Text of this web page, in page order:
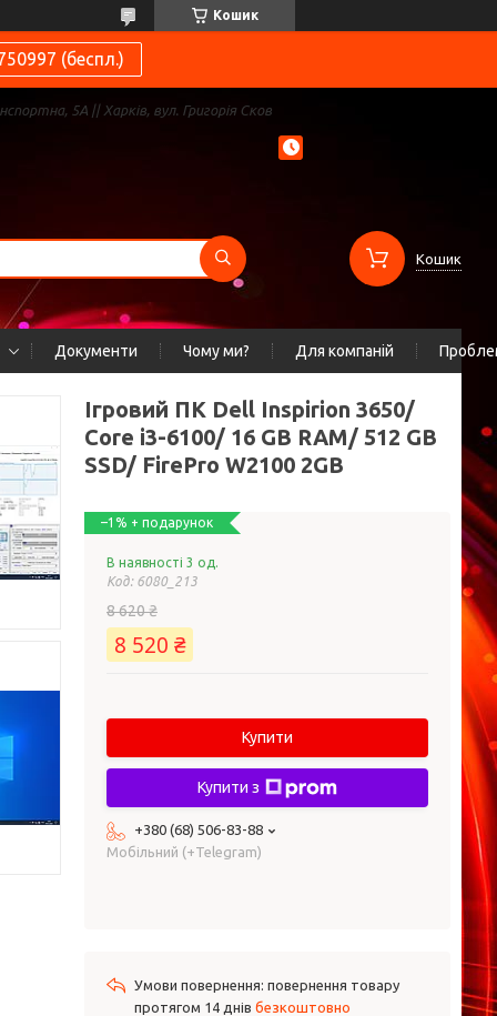
Кошик
(беспл.)
5А || Харків, вул. Григорія Сков
Кошик
Документи Чому ми? Для компаній
Ігровий ПК Dell Inspirion 3650/
Core i3-6100/ 16 GB RAM/ 512 GB
SSD/ FirePro W2100 2GB
–1%
В наявності 3 од.
Код: 6080_213
8 620 ₴
8 520 ₴
Купити
Купити з
+380 (68) 506-83-88
Мобільний (+Telegram)
повернення товару
протягом 14 днів безкоштовно